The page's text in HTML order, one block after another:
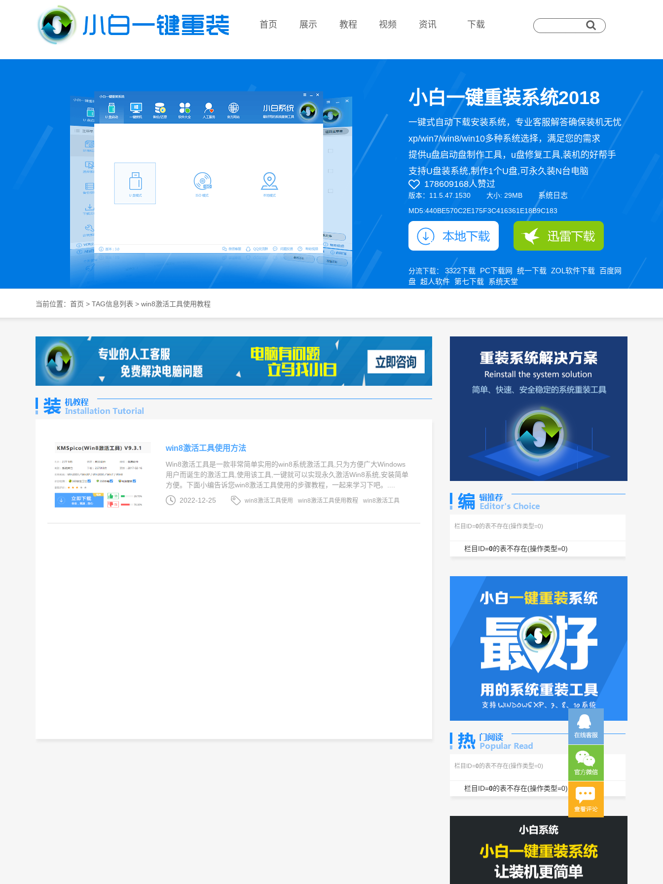
首页 展示 教程 视频 资讯 下载
小白一键重装系统2018
一键式自动下载安装系统，专业客服解答确保装机无忧
xp/win7/win8/win10多种系统选择，满足您的需求
提供u盘启动盘制作工具，u盘修复工具,装机的好帮手
支持U盘装系统,制作1个U盘,可永久装N台电脑
178609168人赞过
版本：11.5.47.1530 大小: 29MB 系统日志
MD5:440BE570C2E175F3C416361E18B9C183
分流下载： 3322下载 PC下载网 统一下载 ZOL软件下载 百度网
盘 超人软件 第七下载 系统天堂
当前位置： 首页 > TAG信息列表 > win8激活工具使用教程
win8激活工具使用方法
Win8激活工具是一款非常简单实用的win8系统激活工具,只为方便广大Windows
用户而诞生的激活工具,使用该工具,一键就可以实现永久激活Win8系统,安装简单
方便。下面小编告诉您win8激活工具使用的步骤教程，一起来学习下吧。....
2022-12-25
win8激活工具使用 win8激活工具使用教程 win8激活工具
栏目ID=0 的表不存在(操作类型=0)
栏目ID=0的表不存在(操作类型=0)
栏目ID=0 的表不存在(操作类型=0)
栏目ID=0的表不存在(操作类型=0)